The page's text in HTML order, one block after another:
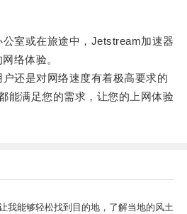
室或在旅途中，Jetstream加速器
络体验。
是对网络速度有着极高要求的
能满足您的需求，让您的上网体验
我能够轻松找到目的地，了解当地的风土